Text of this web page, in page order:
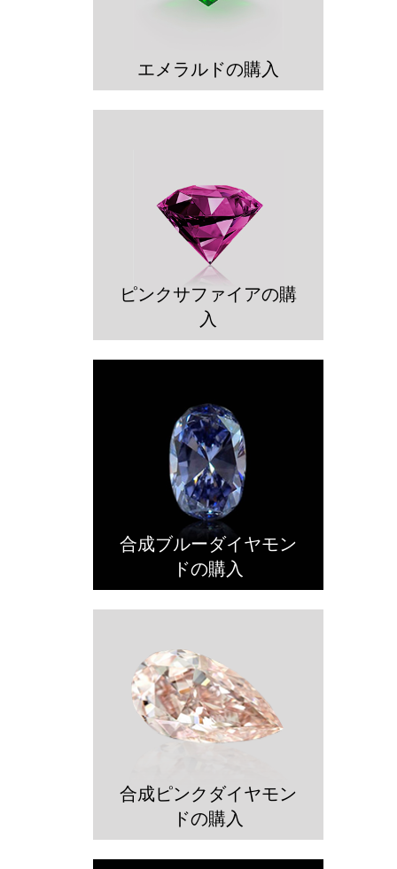
エメラルドの購入
ピンクサファイアの購
入
合成ブルーダイヤモン
ドの購入
合成ピンクダイヤモン
ドの購入